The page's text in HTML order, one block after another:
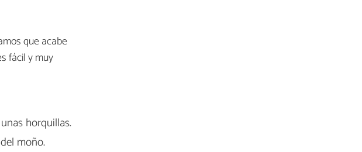
que acabe
fácil y muy
horquillas.
moño.